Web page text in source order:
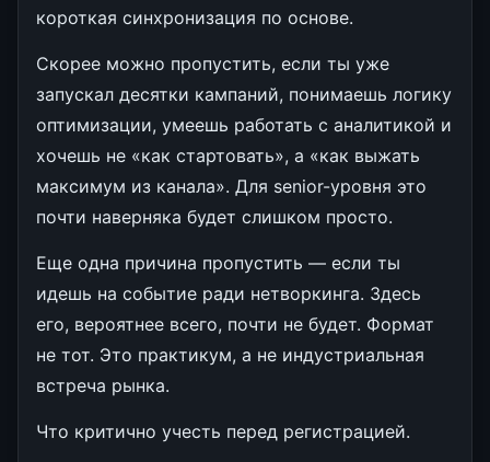
короткая синхронизация по основе.
Скорее можно пропустить, если ты уже
запускал десятки кампаний, понимаешь логику
оптимизации, умеешь работать с аналитикой и
хочешь не «как стартовать», а «как выжать
максимум из канала». Для senior-уровня это
почти наверняка будет слишком просто.
Еще одна причина пропустить — если ты
идешь на событие ради нетворкинга. Здесь
его, вероятнее всего, почти не будет. Формат
не тот. Это практикум, а не индустриальная
встреча рынка.
Что критично учесть перед регистрацией.